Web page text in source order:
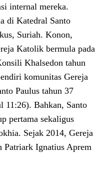
internal mereka.
di Katedral Santo
Suriah. Konon,
Katolik bermula pada
Khalsedon tahun
komunitas Gereja
Paulus tahun 37
11:26). Bahkan, Santo
pertama sekaligus
Sejak 2014, Gereja
Patriark Ignatius Aprem